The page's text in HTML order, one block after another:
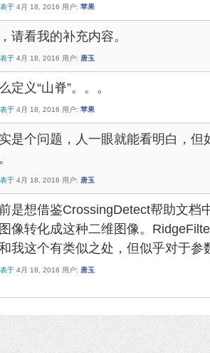
于 4月 18, 2016 用户: 苹果
请看我的补充内容。
于 4月 18, 2016 用户: 唐玉
定义“山脊”。。。
于 4月 18, 2016 用户: 苹果
是个问题，人一眼就能看明白，
于 4月 18, 2016 用户: 唐玉
是想借鉴CrossingDetect帮助文档
像转化成这种二维图像。
我这个有类似之处，但似乎对于参
于 4月 18, 2016 用户: 唐玉